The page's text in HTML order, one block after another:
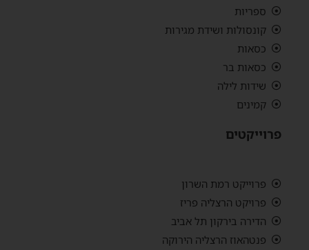
ספריות
קונסולות ושידת מגירות
כסאות
כסאות בר
שידות לילה
קמינים
פרוייקטים
פרוייקט רמת השרון
פרויקט הרצליה פריז
הדירה בירקון תל אביב
פנטהאוז הרצליה הירוקה